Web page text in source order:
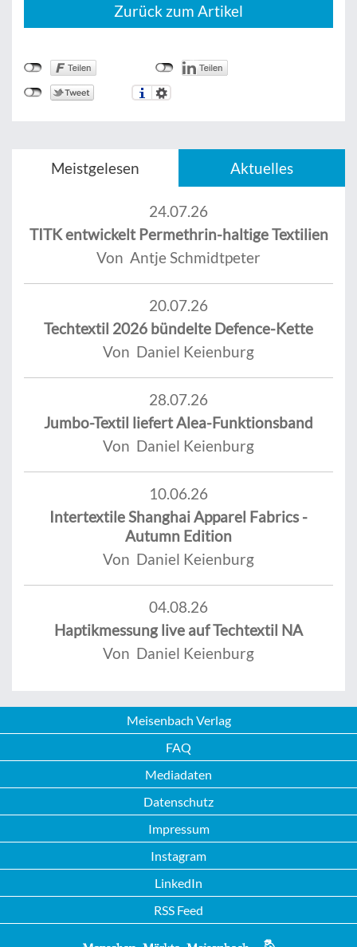
Zurück zum Artikel
Meistgelesen Aktuelles
24.07.26
TITK entwickelt Permethrin-haltige Textilien
Von Antje Schmidtpeter
20.07.26
Techtextil 2026 bündelte Defence-Kette
Von Daniel Keienburg
28.07.26
Jumbo-Textil liefert Alea-Funktionsband
Von Daniel Keienburg
10.06.26
Intertextile Shanghai Apparel Fabrics -
Autumn Edition
Von Daniel Keienburg
04.08.26
Haptikmessung live auf Techtextil NA
Von Daniel Keienburg
Meisenbach Verlag
FAQ
Mediadaten
Datenschutz
Impressum
Instagram
LinkedIn
RSS Feed